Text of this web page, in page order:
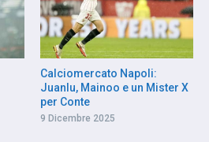
Calciomercato Napoli:
Juanlu, Mainoo e un Mister X
per Conte
9 Dicembre 2025